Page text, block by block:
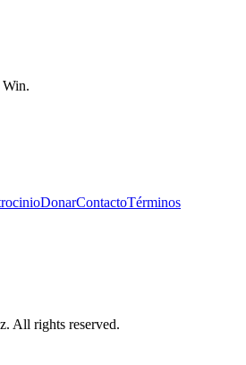
DonarContactoTérminos
All rights reserved.